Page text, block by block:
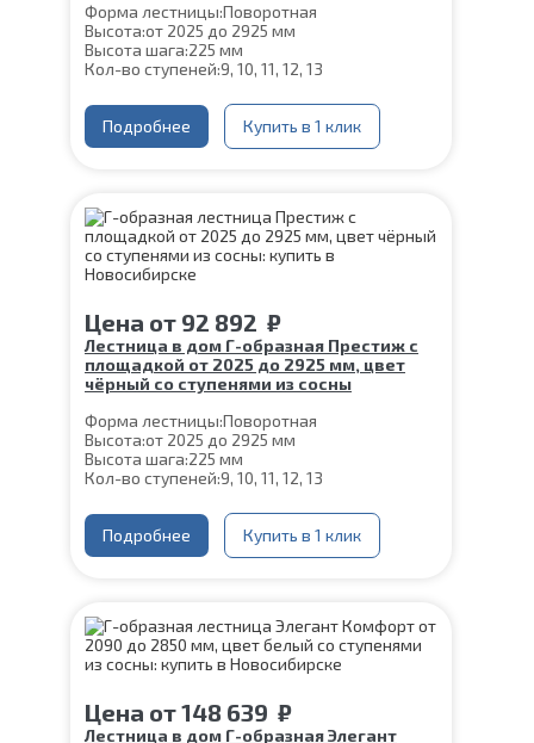
Форма лестницы:Поворотная
Высота:от 2025 до 2925 мм
Высота шага:225 мм
Кол-во ступеней:9, 10, 11, 12, 13
Глубина ступени:
300 мм
Конструкция: На монокосоуре
Материал каркаса:Сталь
Угол наклона: 45°
Срок гарантии (на металлокаркас):25 лет
Подробнее Купить в 1 клик
Цена от 92 892 ₽
Лестница в дом Г-образная Престиж с
площадкой от 2025 до 2925 мм, цвет
чёрный со ступенями из сосны
Форма лестницы:Поворотная
Высота:от 2025 до 2925 мм
Высота шага:225 мм
Кол-во ступеней:9, 10, 11, 12, 13
Глубина ступени:
300 мм
Конструкция: На монокосоуре
Материал каркаса:Сталь
Угол наклона: 45°
Срок гарантии (на металлокаркас):25 лет
Подробнее Купить в 1 клик
Цена от148 639 ₽
Лестница в дом Г-образная Элегант